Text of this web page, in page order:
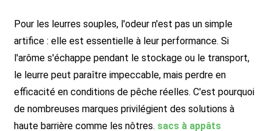
Pour les leurres souples, l'odeur n'est pas un simple
artifice : elle est essentielle à leur performance. Si
l'arôme s'échappe pendant le stockage ou le transport,
le leurre peut paraître impeccable, mais perdre en
efficacité en conditions de pêche réelles. C'est pourquoi
de nombreuses marques privilégient des solutions à
haute barrière comme les nôtres. sacs à appâts